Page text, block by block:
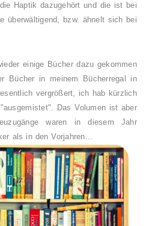
Haptik dazugehört und die ist bei
überwältigend, bzw. ähnelt sich bei
einige Bücher dazu gekommen
Bücher in meinem Bücherregal in
vergrößert, ich hab kürzlich
Das Volumen ist aber
waren in diesem Jahr
als in den Vorjahren...